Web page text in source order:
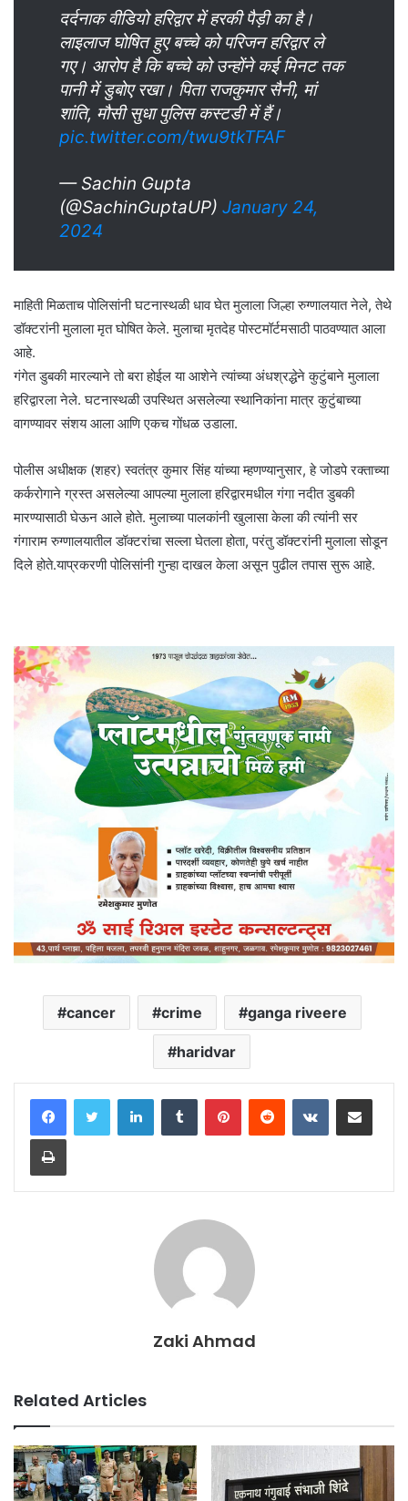
दर्दनाक वीडियो हरिद्वार में हरकी पैड़ी का है।
लाइलाज घोषित हुए बच्चे को परिजन हरिद्वार ले
गए। आरोप है कि बच्चे को उन्होंने कई मिनट तक
पानी में डुबोए रखा। पिता राजकुमार सैनी, मां
शांति, मौसी सुधा पुलिस कस्टडी में हैं।
pic.twitter.com/twu9tkTFAF
— Sachin Gupta
(@SachinGuptaUP) January 24,
2024
माहिती मिळताच पोलिसांनी घटनास्थळी धाव घेत मुलाला जिल्हा रुग्णालयात नेले, तेथे
डॉक्टरांनी मुलाला मृत घोषित केले. मुलाचा मृतदेह पोस्टमॉर्टमसाठी पाठवण्यात आला
आहे.
गंगेत डुबकी मारल्याने तो बरा होईल या आशेने त्यांच्या अंधश्रद्धेने कुटुंबाने मुलाला
हरिद्वारला नेले. घटनास्थळी उपस्थित असलेल्या स्थानिकांना मात्र कुटुंबाच्या
वागण्यावर संशय आला आणि एकच गोंधळ उडाला.
पोलीस अधीक्षक (शहर) स्वतंत्र कुमार सिंह यांच्या म्हणण्यानुसार, हे जोडपे रक्ताच्या
कर्करोगाने ग्रस्त असलेल्या आपल्या मुलाला हरिद्वारमधील गंगा नदीत डुबकी
मारण्यासाठी घेऊन आले होते. मुलाच्या पालकांनी खुलासा केला की त्यांनी सर
गंगाराम रुग्णालयातील डॉक्टरांचा सल्ला घेतला होता, परंतु डॉक्टरांनी मुलाला सोडून
दिले होते.याप्रकरणी पोलिसांनी गुन्हा दाखल केला असून पुढील तपास सुरू आहे.
cancer crime ganga riveere
haridvar
LinkedInTumblr PinterestReddit VKontakteShare via Email
Print
Zaki Ahmad
Related Articles